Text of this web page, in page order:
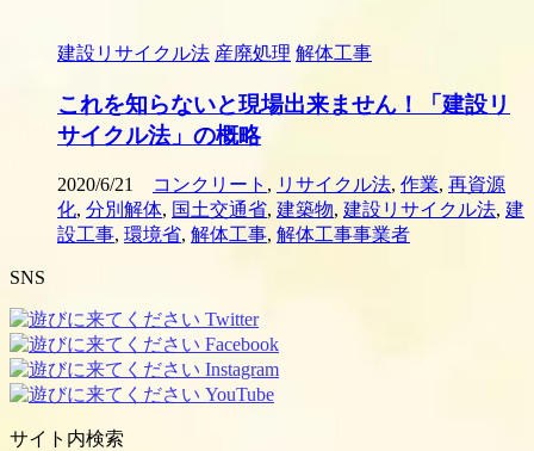
建設リサイクル法 産廃処理 解体工事
これを知らないと現場出来ません！「建設リ
サイクル法」の概略
2020/6/21 コンクリート , リサイクル法, 作業, 再資源
化, 分別解体, 国土交通省, 建築物, 建設リサイクル法, 建
設工事, 環境省, 解体工事, 解体工事事業者
SNS
サイト内検索